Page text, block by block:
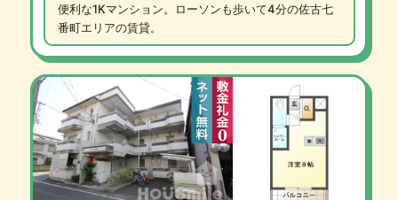
便利な1Kマンション。ローソンも歩いて4分の佐古七
番町エリアの賃貸。